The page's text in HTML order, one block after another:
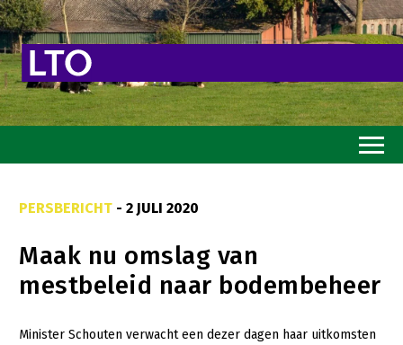
Goed eten
Mooi groen
Sterk ondernemerschap
PERSBERICHT - 2 JULI 2020
Maak nu omslag van
mestbeleid naar bodembeheer
Minister Schouten verwacht een dezer dagen haar uitkomsten